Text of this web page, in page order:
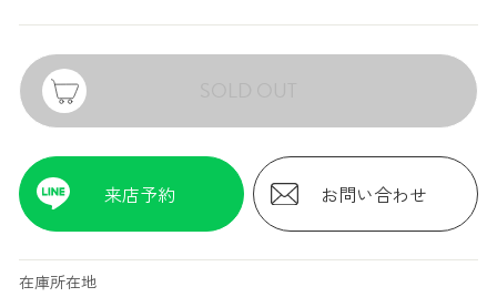
来店予約 お問い合わせ
在庫所在地